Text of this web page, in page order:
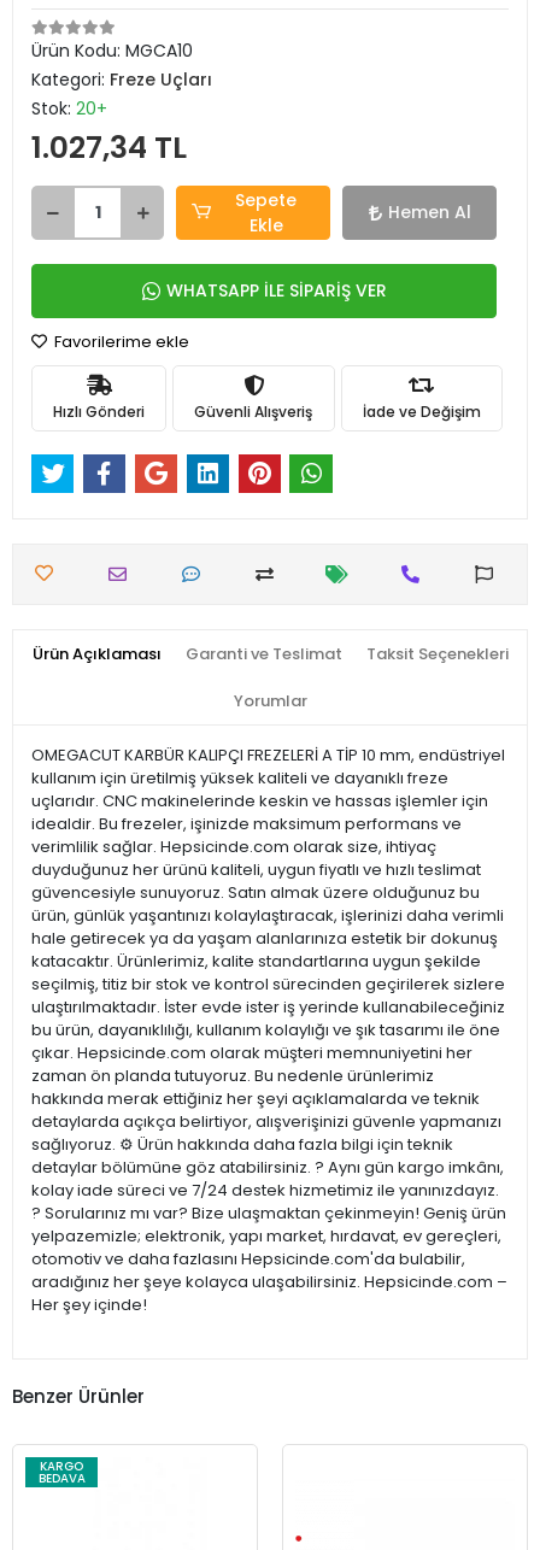
Ürün Kodu: MGCA10
Kategori: Freze Uçları
Stok: 20+
1.027,34 TL
Sepete
Ekle
Hemen Al
WHATSAPP İLE SİPARİŞ VER
Favorilerime ekle
Hızlı Gönderi Güvenli Alışveriş İade ve Değişim
Ürün Açıklaması Garanti ve Teslimat Taksit Seçenekleri
Yorumlar
OMEGACUT KARBÜR KALIPÇI FREZELERİ A TİP 10 mm, endüstriyel
kullanım için üretilmiş yüksek kaliteli ve dayanıklı freze
uçlarıdır. CNC makinelerinde keskin ve hassas işlemler için
idealdir. Bu frezeler, işinizde maksimum performans ve
verimlilik sağlar. Hepsicinde.com olarak size, ihtiyaç
duyduğunuz her ürünü kaliteli, uygun fiyatlı ve hızlı teslimat
güvencesiyle sunuyoruz. Satın almak üzere olduğunuz bu
ürün, günlük yaşantınızı kolaylaştıracak, işlerinizi daha verimli
hale getirecek ya da yaşam alanlarınıza estetik bir dokunuş
katacaktır. Ürünlerimiz, kalite standartlarına uygun şekilde
seçilmiş, titiz bir stok ve kontrol sürecinden geçirilerek sizlere
ulaştırılmaktadır. İster evde ister iş yerinde kullanabileceğiniz
bu ürün, dayanıklılığı, kullanım kolaylığı ve şık tasarımı ile öne
çıkar. Hepsicinde.com olarak müşteri memnuniyetini her
zaman ön planda tutuyoruz. Bu nedenle ürünlerimiz
hakkında merak ettiğiniz her şeyi açıklamalarda ve teknik
detaylarda açıkça belirtiyor, alışverişinizi güvenle yapmanızı
sağlıyoruz. ⚙️ Ürün hakkında daha fazla bilgi için teknik
detaylar bölümüne göz atabilirsiniz. ? Aynı gün kargo imkânı,
kolay iade süreci ve 7/24 destek hizmetimiz ile yanınızdayız.
? Sorularınız mı var? Bize ulaşmaktan çekinmeyin! Geniş ürün
yelpazemizle; elektronik, yapı market, hırdavat, ev gereçleri,
otomotiv ve daha fazlasını Hepsicinde.com'da bulabilir,
aradığınız her şeye kolayca ulaşabilirsiniz. Hepsicinde.com –
Her şey içinde!
Benzer Ürünler
KARGO
BEDAVA